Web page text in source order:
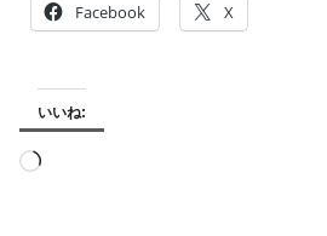
Facebook X
いいね:
読